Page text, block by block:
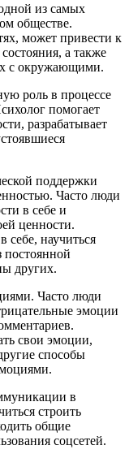
из самых
обществе.
может привести к
а также
с окружающими.
роль в процессе
помогает
разрабатывает
поддержки
Часто люди
в себе и
ценности.
себе, научиться
постоянной
других.
Часто люди
эмоции
свои эмоции,
способы
в
строить
общие
соцсетей.